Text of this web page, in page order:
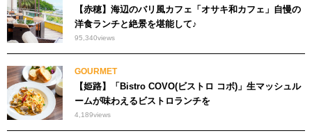
【赤穂】海辺のバリ風カフェ「オサキ和カフェ」自慢の
洋食ランチと絶景を堪能して♪
95,340views
GOURMET
【姫路】「Bistro COVO(ビストロ コボ)」生マッシュル
ームが味わえるビストロランチを
4,189views